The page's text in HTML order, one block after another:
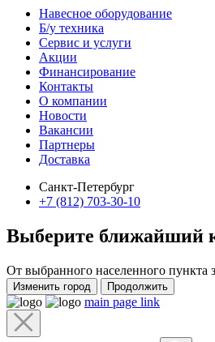
Навесное оборудование
Б/у техника
Сервис и услуги
Акции
Финансирование
Контакты
О компании
Новости
Вакансии
Партнеры
Доставка
Санкт-Петербург
+7 (812) 703-30-10
Выберите ближайший
От выбранного населенного пункта
Изменить город Продолжить
main page link